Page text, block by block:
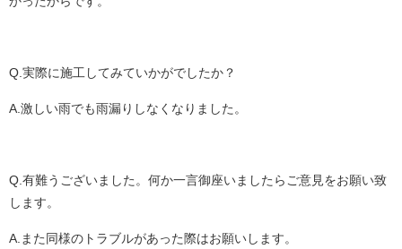
Q.実際に施工してみていかがでしたか？
A.激しい雨でも雨漏りしなくなりました。
Q.有難うございました。何か一言御座いましたらご意見をお願い致
します。
A.また同様のトラブルがあった際はお願いします。